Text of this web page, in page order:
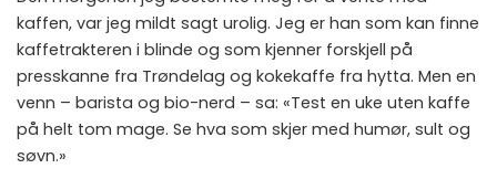
kaffen, var jeg mildt sagt urolig. Jeg er han som kan finne
kaffetrakteren i blinde og som kjenner forskjell på
presskanne fra Trøndelag og kokekaffe fra hytta. Men en
venn – barista og bio-nerd – sa: «Test en uke uten kaffe
på helt tom mage. Se hva som skjer med humør, sult og
søvn.»